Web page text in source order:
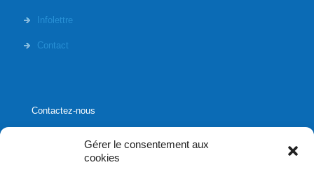
Gérer le consentement aux
cookies
Infolettre
Contact
Contactez-nous